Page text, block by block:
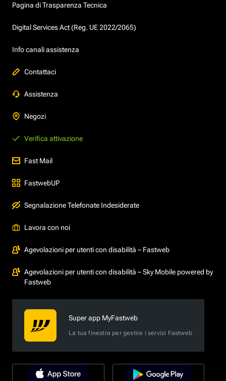
Pagina di Trasparenza Tecnica
Digital Services Act (Reg. UE 2022/2065)
Info canali assistenza
Contattaci
Assistenza
Negozi
Verifica attivazione
Fast Mail
FastwebUP
Segnalazione Telefonate Indesiderate
Lavora con noi
Agevolazioni per utenti con disabilità – Fastweb
Agevolazioni per utenti con disabilità – Sky Mobile powered by
Fastweb
Super app MyFastweb
La tua finestra per gestire i servizi Fastweb